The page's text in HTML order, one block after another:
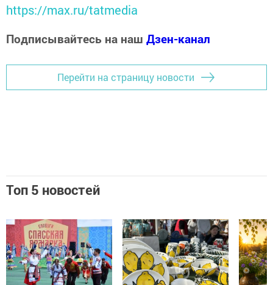
https://max.ru/tatmedia
Подписывайтесь на наш Дзен-канал
Перейти на страницу новости
Топ 5 новостей